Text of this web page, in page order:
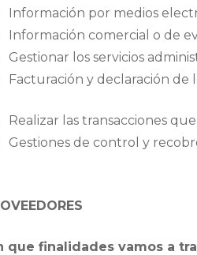
Información por medios
Información comercial o de
Gestionar los servicios
Facturación y declaración de
Realizar las transacciones
Gestiones de control y
que finalidades vamos a